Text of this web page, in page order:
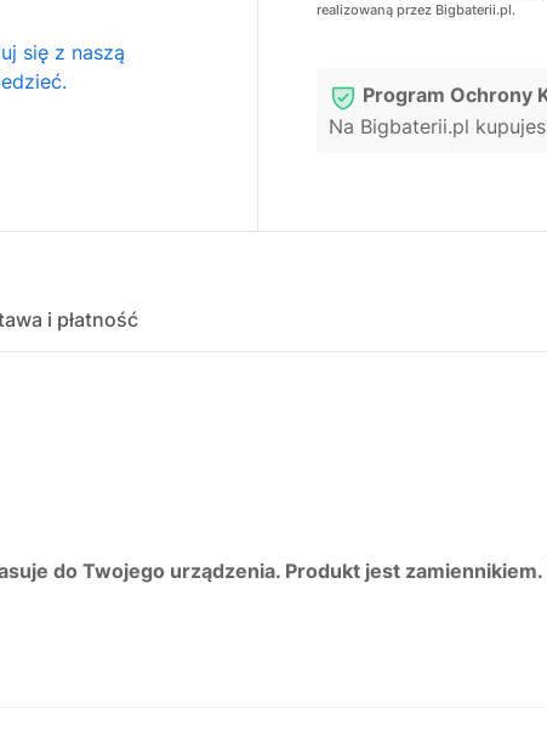
się z naszą
realizowaną przez Bigbaterii.pl.
Program Ochrony
Na Bigbaterii.pl
i płatność
do Twojego urządzenia. Produkt jest